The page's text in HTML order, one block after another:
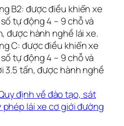
B2: được điều khiển xe
tự động 4 – 9 chỗ và
được hành nghề lái xe.
C: được điều khiển xe
tự động 4 – 9 chỗ và
3.5 tấn, được hành nghề
định về đào tạo, sát
phép lái xe cơ giới đường